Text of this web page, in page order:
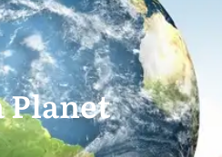
Planet